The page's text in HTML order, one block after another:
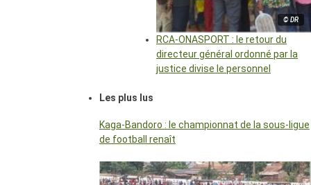
© DR
RCA-ONASPORT : le retour du
directeur général ordonné par la
justice divise le personnel
Les plus lus
Kaga-Bandoro : le championnat de la sous-ligue
de football renaît